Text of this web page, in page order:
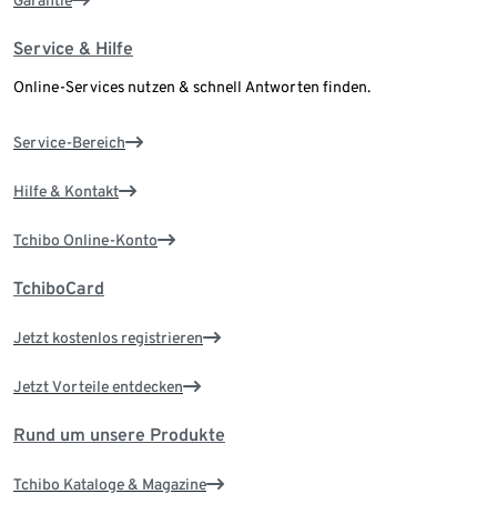
Service & Hilfe
Online-Services nutzen & schnell Antworten finden.
Service-Bereich
Hilfe & Kontakt
Tchibo Online-Konto
TchiboCard
Jetzt kostenlos registrieren
Jetzt Vorteile entdecken
Rund um unsere Produkte
Tchibo Kataloge & Magazine